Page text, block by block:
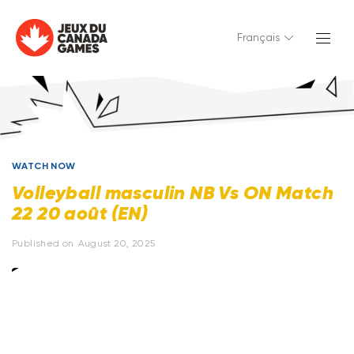
Français
WATCH NOW
Volleyball masculin NB Vs ON Match
22 20 août (EN)
Published on August 20, 2025